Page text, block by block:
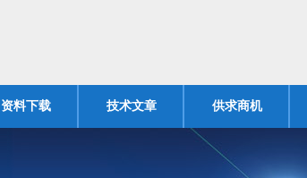
资料下载 技术文章 供求商机